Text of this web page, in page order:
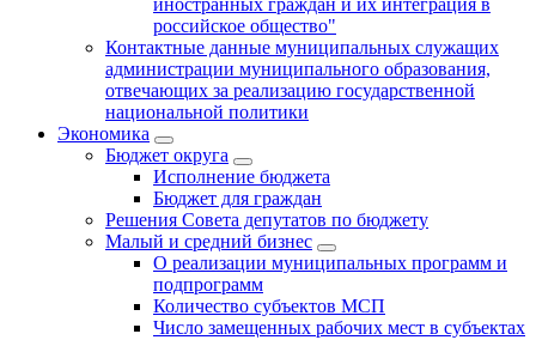
иностранных граждан и их интеграция в
российское общество"
Контактные данные муниципальных служащих
администрации муниципального образования,
отвечающих за реализацию государственной
национальной политики
Экономика
Бюджет округa
Исполнение бюджета
Бюджет для граждан
Решения Совета депутатов по бюджету
Малый и средний бизнес
О реализации муниципальных программ и
подпрограмм
Количество субъектов МСП
Число замещенных рабочих мест в субъектах